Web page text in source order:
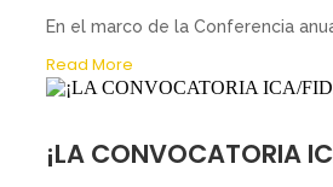
En el marco de la Conferencia
Read More
¡LA CONVOCATORIA